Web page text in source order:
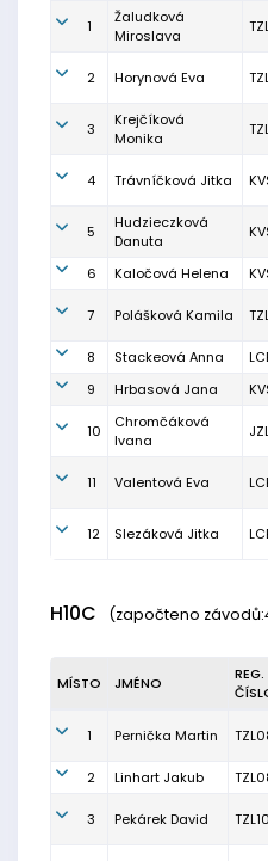
1
Žaludková
Miroslava
2 Horynová Eva
3
Krejčíková
Monika
4 Trávníčková Jitka
5
Hudzieczková
Danuta
6 Kaločová Helena
7 Polášková Kamila
8
Stackeová Anna
9
Hrbasová Jana
10
Chromčáková
Ivana
11 Valentová Eva
12 Slezáková Jitka
H10C (započteno
MÍSTO JMÉNO
REG.
1 Pernička Martin
2
Linhart Jakub
3 Pekárek David